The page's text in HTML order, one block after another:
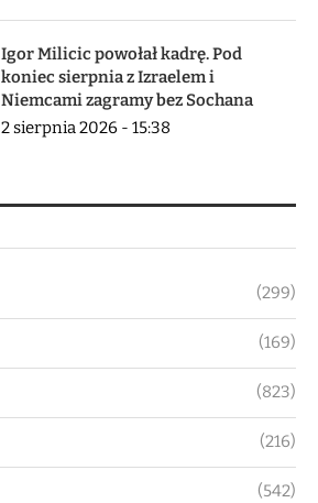
Igor Milicic powołał kadrę. Pod
koniec sierpnia z Izraelem i
Niemcami zagramy bez Sochana
2 sierpnia 2026 - 15:38
(299)
(169)
(823)
(216)
(542)